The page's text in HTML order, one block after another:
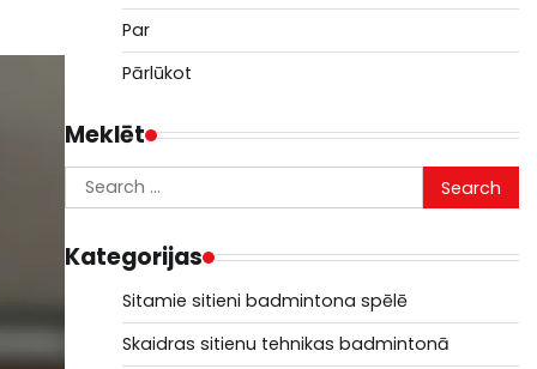
Par
Pārlūkot
Meklēt
Search
for:
Kategorijas
Sitamie sitieni badmintona spēlē
Skaidras sitienu tehnikas badmintonā